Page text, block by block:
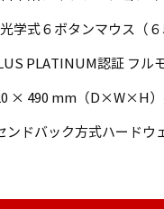
学式６ボタンマウス（
PLATINUM認証 フル
× 490 mm（D×W×H）
ンドバック方式ハード